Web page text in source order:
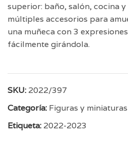
superior: baño, salón, cocina
múltiples accesorios para
una muñeca con 3
fácilmente girándola.
SKU: 2022/397
Categoría: Figuras y miniaturas
Etiqueta: 2022-2023